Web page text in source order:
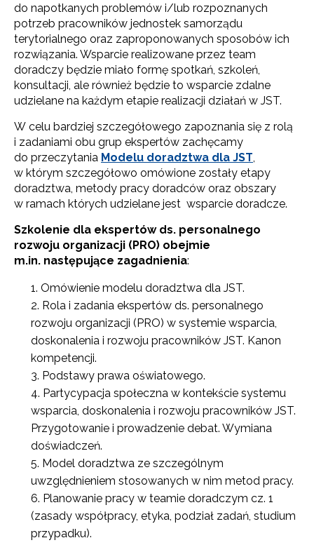
do napotkanych problemów i/lub rozpoznanych
potrzeb pracowników jednostek samorządu
terytorialnego oraz zaproponowanych sposobów ich
rozwiązania. Wsparcie realizowane przez team
doradczy będzie miało formę spotkań, szkoleń,
konsultacji, ale również będzie to wsparcie zdalne
udzielane na każdym etapie realizacji działań w JST.
W celu bardziej szczegółowego zapoznania się z rolą
i zadaniami obu grup ekspertów zachęcamy
do przeczytania Modelu doradztwa dla JST
w którym szczegółowo omówione zostały etapy
doradztwa, metody pracy doradców oraz obszary
w ramach których udzielane jest wsparcie doradcze.
Szkolenie dla ekspertów ds. personalnego
rozwoju organizacji (PRO) obejmie
m.in. następujące zagadnienia:
Omówienie modelu doradztwa dla JST.
Rola i zadania ekspertów ds. personalnego
rozwoju organizacji (PRO) w systemie wsparcia,
doskonalenia i rozwoju pracowników JST. Kanon
kompetencji.
Podstawy prawa oświatowego.
Partycypacja społeczna w kontekście systemu
wsparcia, doskonalenia i rozwoju pracowników JST.
Przygotowanie i prowadzenie debat. Wymiana
doświadczeń.
Model doradztwa ze szczególnym
uwzględnieniem stosowanych w nim metod pracy.
Planowanie pracy w teamie doradczym cz. 1
(zasady współpracy, etyka, podział zadań, studium
przypadku).